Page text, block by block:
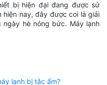
bị hiện đại đang được sử
nay, đây được coi là giải
hè nóng bức. Máy lạnh